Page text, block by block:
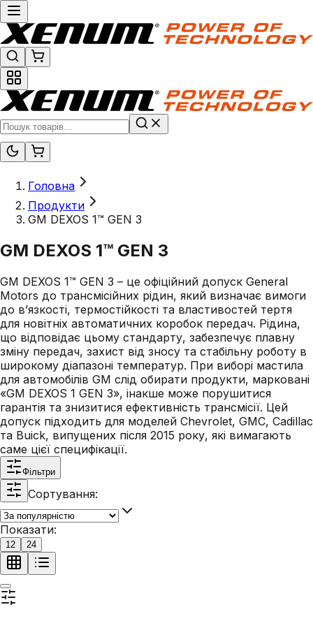
Головна
Продукти
GM DEXOS 1™ GEN 3
GM DEXOS 1™ GEN 3
GM DEXOS 1™ GEN 3 – це офіційний допуск General
Motors до трансмісійних рідин, який визначає вимоги
до в’язкості, термостійкості та властивостей тертя
для новітніх автоматичних коробок передач. Рідина,
що відповідає цьому стандарту, забезпечує плавну
зміну передач, захист від зносу та стабільну роботу в
широкому діапазоні температур. При виборі мастила
для автомобілів GM слід обирати продукти, марковані
«GM DEXOS 1 GEN 3», інакше може порушитися
гарантія та знизитися ефективність трансмісії. Цей
допуск підходить для моделей Chevrolet, GMC, Cadillac
та Buick, випущених після 2015 року, які вимагають
саме цієї специфікації.
Фільтри
Сортування:
Показати:
12 24